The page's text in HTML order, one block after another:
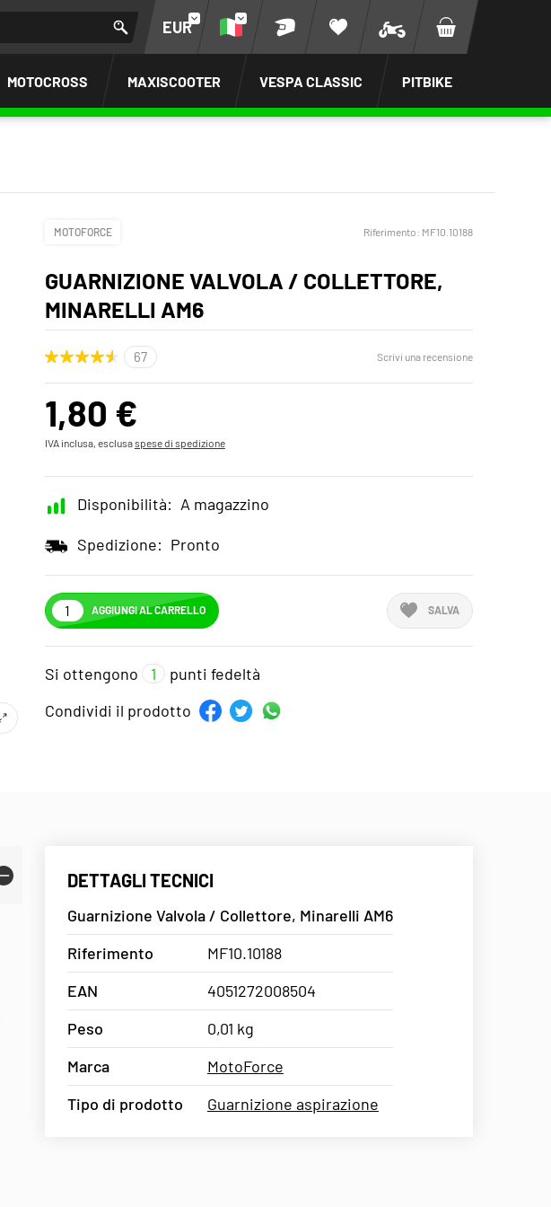
EUR
MOTOCROSS MAXISCOOTER VESPA CLASSIC PITBIKE
MOTOFORCE Riferimento: MF10.10188
GUARNIZIONE VALVOLA / COLLETTORE,
MINARELLI AM6
Scrivi una recensione
1,80 €
IVA inclusa, esclusaspese di spedizione
Disponibilità: A magazzino
Spedizione: Pronto
AGGIUNGI AL CARRELLO SALVA
Si ottengono 1
punti fedeltà
Condividi il prodotto
DETTAGLI TECNICI
Guarnizione Valvola / Collettore, Minarelli AM6
Riferimento
MF10.10188
EAN
4051272008504
Peso
0,01 kg
Marca
MotoForce
Tipo di prodotto
Guarnizione aspirazione